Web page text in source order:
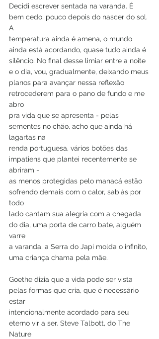
Decidi escrever sentada na varanda. É
bem cedo, pouco depois do nascer do sol.
A
temperatura ainda é amena, o mundo
ainda está acordando, quase tudo ainda é
silêncio. No final desse limiar entre a noite
e o dia, vou, gradualmente, deixando meus
planos para avançar nessa reflexão
retrocederem para o pano de fundo e me
abro
pra vida que se apresenta - pelas
sementes no chão, acho que ainda há
lagartas na
renda portuguesa, vários botões das
impatiens que plantei recentemente se
abriram -
as menos protegidas pelo manacá estão
sofrendo demais com o calor, sabiás por
todo
lado cantam sua alegria com a chegada
do dia, uma porta de carro bate, alguém
varre
a varanda, a Serra do Japi molda o infinito,
uma criança chama pela mãe.
Goethe dizia que a vida pode ser vista
pelas formas que cria, que é necessário
estar
intencionalmente acordado para seu
eterno vir a ser. Steve Talbott, do The
Nature